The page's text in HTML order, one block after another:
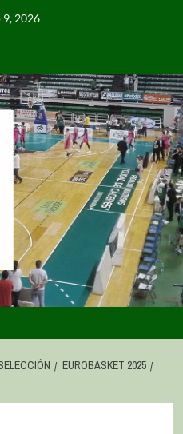
9, 2026
EUROBASKET 2025